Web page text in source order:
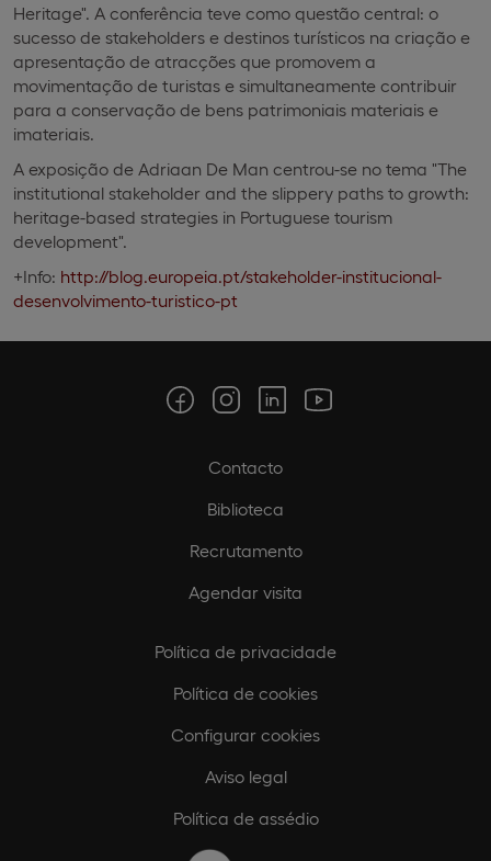
Heritage". A conferência teve como questão central: o
sucesso de stakeholders e destinos turísticos na criação e
apresentação de atracções que promovem a
movimentação de turistas e simultaneamente contribuir
para a conservação de bens patrimoniais materiais e
imateriais.
A exposição de Adriaan De Man centrou-se no tema "The
institutional stakeholder and the slippery paths to growth:
heritage-based strategies in Portuguese tourism
development".
+Info: http://blog.europeia.pt/stakeholder-institucional-
desenvolvimento-turistico-pt
Contacto
Biblioteca
Recrutamento
Agendar visita
Política de privacidade
Política de cookies
Configurar cookies
Aviso legal
Política de assédio